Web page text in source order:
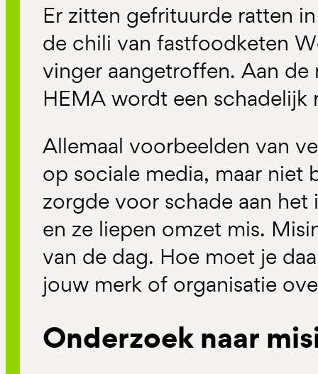
Er zitten gefrituurde ratten
de chili van fastfoodketen
vinger aangetroffen. Aan
HEMA wordt een
Allemaal voorbeelden van
op sociale media, maar niet
zorgde voor schade aan
en ze liepen omzet mis.
van de dag. Hoe moet je
jouw merk of organisatie
Onderzoek naar